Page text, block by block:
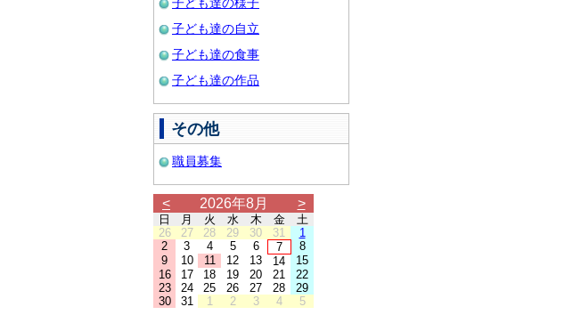
子ども達の自立
子ども達の食事
子ども達の作品
その他
職員募集
< 2026年8月 >
日 月 火 水 木 金
土
26
27 28 29 30 31
1
2
3 4 5 6 7
8
9
10 11 12 13 14
15
16
17 18 19 20 21
22
23
24 25 26 27 28
29
30
31 1 2 3 4 5